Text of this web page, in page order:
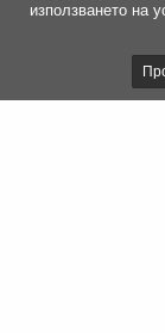
използването на